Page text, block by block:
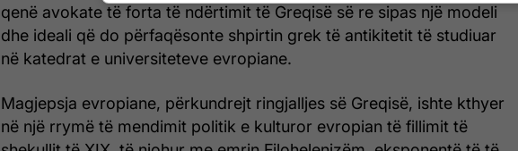
qenë avokate të forta të ndërtimit të Greqisë së re sipas një modeli
dhe ideali që do përfaqësonte shpirtin grek të antikitetit të studiuar
në katedrat e universiteteve evropiane.
Magjepsja evropiane, përkundrejt ringjalljes së Greqisë, ishte kthyer
në një rrymë të mendimit politik e kulturor evropian të fillimit të